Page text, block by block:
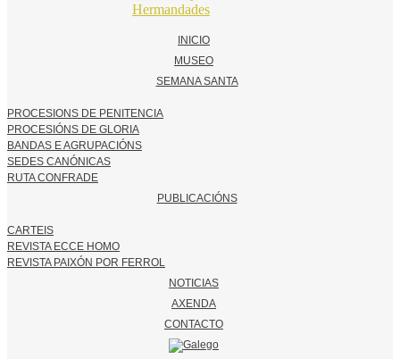
INICIO
MUSEO
SEMANA SANTA
PROCESIONS DE PENITENCIA
PROCESIÓNS DE GLORIA
BANDAS E AGRUPACIÓNS
SEDES CANÓNICAS
RUTA CONFRADE
PUBLICACIÓNS
CARTEIS
REVISTA ECCE HOMO
REVISTA PAIXÓN POR FERROL
NOTICIAS
AXENDA
CONTACTO